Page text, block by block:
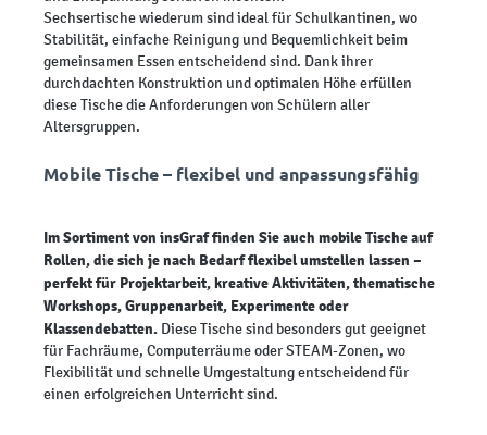
Sechsertische wiederum sind ideal für Schulkantinen, wo
Stabilität, einfache Reinigung und Bequemlichkeit beim
gemeinsamen Essen entscheidend sind. Dank ihrer
durchdachten Konstruktion und optimalen Höhe erfüllen
diese Tische die Anforderungen von Schülern aller
Altersgruppen.
Mobile Tische – flexibel und anpassungsfähig
Im Sortiment von insGraf finden Sie auch mobile Tische auf
Rollen, die sich je nach Bedarf flexibel umstellen lassen –
perfekt für Projektarbeit, kreative Aktivitäten, thematische
Workshops, Gruppenarbeit, Experimente oder
Klassendebatten. Diese Tische sind besonders gut geeignet
für Fachräume, Computerräume oder STEAM-Zonen, wo
Flexibilität und schnelle Umgestaltung entscheidend für
einen erfolgreichen Unterricht sind.